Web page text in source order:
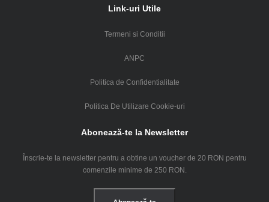
Link-uri Utile
Termeni si Conditii
ANPC
Politica de Confidentialitate
Politica De Utilizare Cookie-uri
Abonează-te la Newsletter
Înscrie-te la newsletter pentru a obtine un voucher de 20 RON pentru
comenzile minime de 250 RON.